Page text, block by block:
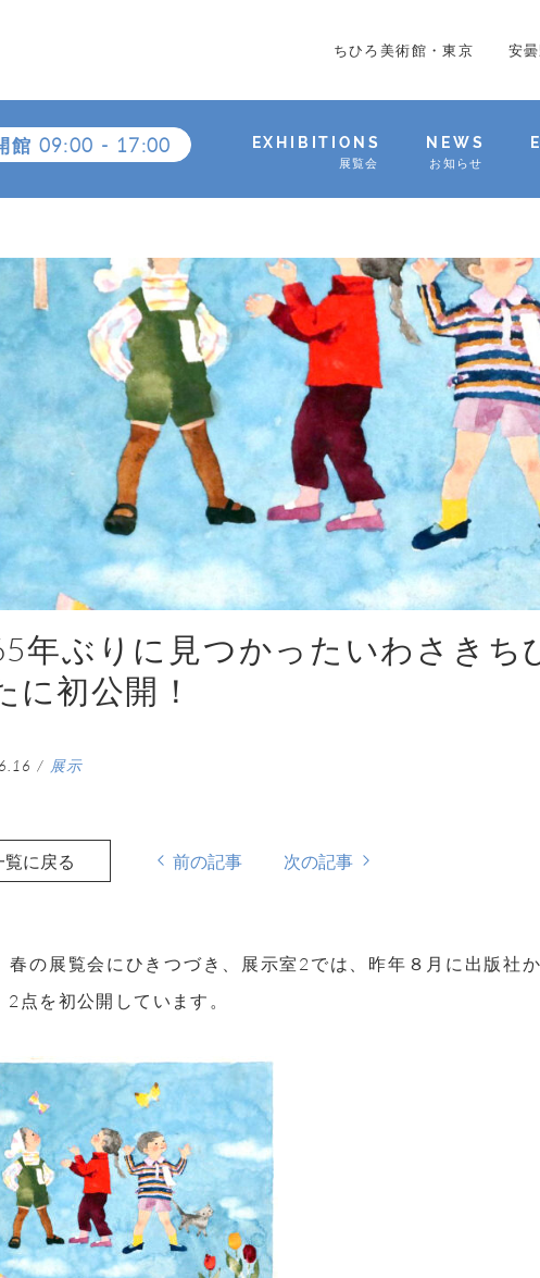
ちひろ美術館・東京 安
館 09:00 - 17:00 EXHIBITIONS
展覧会
NEWS
お知らせ
年ぶりに見つかったいわさきち
に初公開！
/ 展示
覧に戻る 前の記事 次の記事
春の展覧会にひきつづき、展示室2では、昨年８月に出版社
2点を初公開しています。